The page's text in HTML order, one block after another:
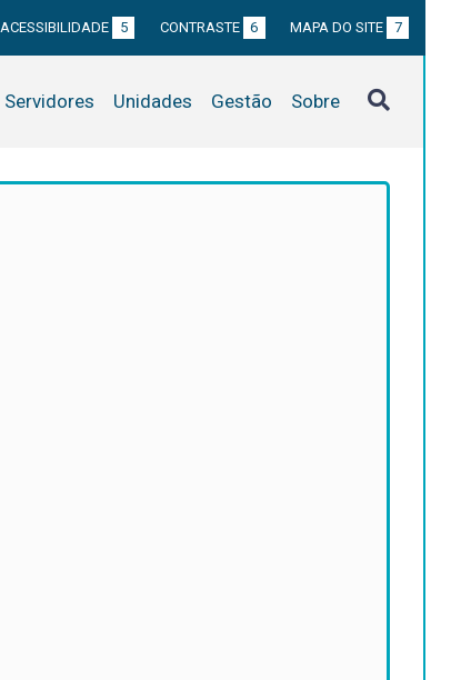
ACESSIBILIDADE 5 CONTRASTE 6 MAPA DO SITE 7
Servidores Unidades Gestão Sobre